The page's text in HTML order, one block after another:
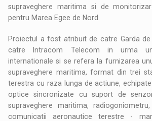
supraveghere maritima si de
pentru Marea Egee de Nord.
Proiectul a fost atribuit de catre Garda de
catre Intracom Telecom in urma
internationale si se refera la furnizarea
supraveghere maritima, format din trei
terestra cu raza lunga de actiune,
optice sincronizate cu suport de
supraveghere maritima,
comunicatii aeronautice terestre -